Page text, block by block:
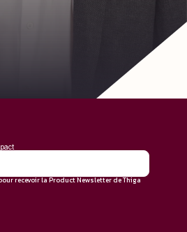
recevoir la Product Newsletter de Thiga